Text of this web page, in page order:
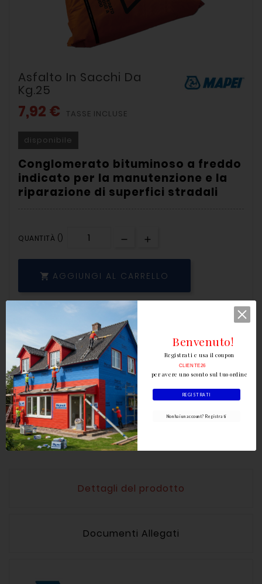
Asfalto In Sacchi Da
Kg.25
7,92 € TASSE INCLUSE
disponibile
Conglomerato bituminoso a freddo
indicato per la manutenzione e la
riparazione di superfici stradali
QUANTITÀ ()
 AGGIUNGI AL CARRELLO
Scrivi la tua recensione
Dettagli del prodotto
Documenti Allegati
REGISTRATI
Non hai un account? Registrati
Registrati e usa il coupon
per avere uno sconto sul tuo ordine
CLIENTE26
Benvenuto!